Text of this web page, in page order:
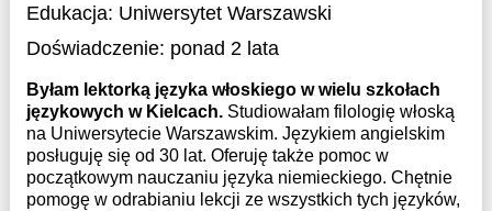
Edukacja: Uniwersytet Warszawski
Doświadczenie: ponad 2 lata
Byłam lektorką języka włoskiego w wielu szkołach
językowych w Kielcach. Studiowałam filologię włoską
na Uniwersytecie Warszawskim. Językiem angielskim
posługuję się od 30 lat. Oferuję także pomoc w
początkowym nauczaniu języka niemieckiego. Chętnie
pomogę w odrabianiu lekcji ze wszystkich tych języków,